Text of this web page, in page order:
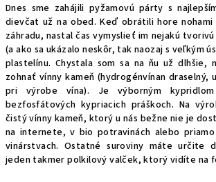
Dnes sme zahájili pyžamovú párty s
dievčat už na obed. Keď obrátili hore
záhradu, nastal čas vymyslieť im nejakú
(a ako sa ukázalo neskôr, tak naozaj s veľkým
plastelínu. Chystala som sa na ňu už dlhšie,
zohnať vínny kameň (hydrogénvínan draselný,
pri výrobe vína). Je výborným
bezfosfátových kypriacich práškoch. Na
čistý vínny kameň, ktorý u nás bežne nie je
na internete, v bio potravinách alebo
vinárstvach. Ostatné suroviny máte určite
jeden takmer polkilový valček, ktorý vidíte na